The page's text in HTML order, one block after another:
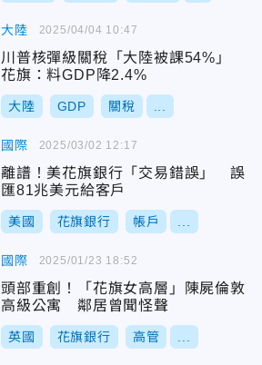
大陸
川普核彈級關稅「大陸被課54%」
花旗：料GDP降2.4%
大陸 GDP 關稅
2025/04/04 10:47
國際
離譜！美花旗銀行「交易錯誤」 誤
匯81兆美元給客戶
美國 花旗銀行 帳戶
2025/03/02 12:17
國際
頭部重創！「花旗女高層」陳屍倫敦
高級公寓 鄰居曾聞怪聲
英國 花旗銀行 高管
2025/01/23 18:52